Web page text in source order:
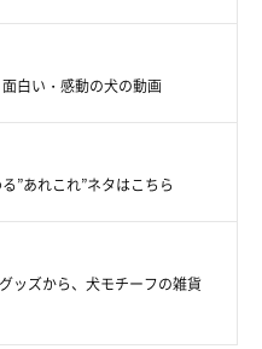
白い・感動の犬の動画
”あれこれ”ネタはこちら
ッズから、犬モチーフの雑貨